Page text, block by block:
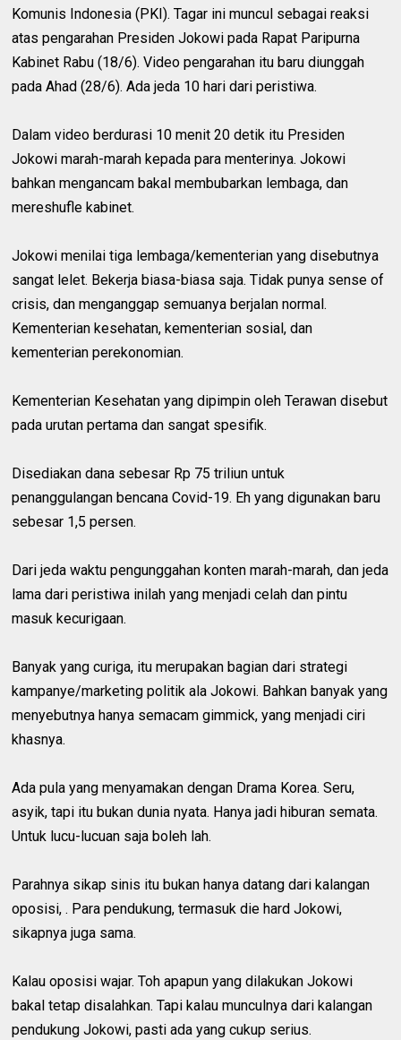
Komunis Indonesia (PKI). Tagar ini muncul sebagai reaksi
atas pengarahan Presiden Jokowi pada Rapat Paripurna
Kabinet Rabu (18/6). Video pengarahan itu baru diunggah
pada Ahad (28/6). Ada jeda 10 hari dari peristiwa.
Dalam video berdurasi 10 menit 20 detik itu Presiden
Jokowi marah-marah kepada para menterinya. Jokowi
bahkan mengancam bakal membubarkan lembaga, dan
mereshufle kabinet.
Jokowi menilai tiga lembaga/kementerian yang disebutnya
sangat lelet. Bekerja biasa-biasa saja. Tidak punya sense of
crisis, dan menganggap semuanya berjalan normal.
Kementerian kesehatan, kementerian sosial, dan
kementerian perekonomian.
Kementerian Kesehatan yang dipimpin oleh Terawan disebut
pada urutan pertama dan sangat spesifik.
Disediakan dana sebesar Rp 75 triliun untuk
penanggulangan bencana Covid-19. Eh yang digunakan baru
sebesar 1,5 persen.
Dari jeda waktu pengunggahan konten marah-marah, dan jeda
lama dari peristiwa inilah yang menjadi celah dan pintu
masuk kecurigaan.
Banyak yang curiga, itu merupakan bagian dari strategi
kampanye/marketing politik ala Jokowi. Bahkan banyak yang
menyebutnya hanya semacam gimmick, yang menjadi ciri
khasnya.
Ada pula yang menyamakan dengan Drama Korea. Seru,
asyik, tapi itu bukan dunia nyata. Hanya jadi hiburan semata.
Untuk lucu-lucuan saja boleh lah.
Parahnya sikap sinis itu bukan hanya datang dari kalangan
oposisi, . Para pendukung, termasuk die hard Jokowi,
sikapnya juga sama.
Kalau oposisi wajar. Toh apapun yang dilakukan Jokowi
bakal tetap disalahkan. Tapi kalau munculnya dari kalangan
pendukung Jokowi, pasti ada yang cukup serius.